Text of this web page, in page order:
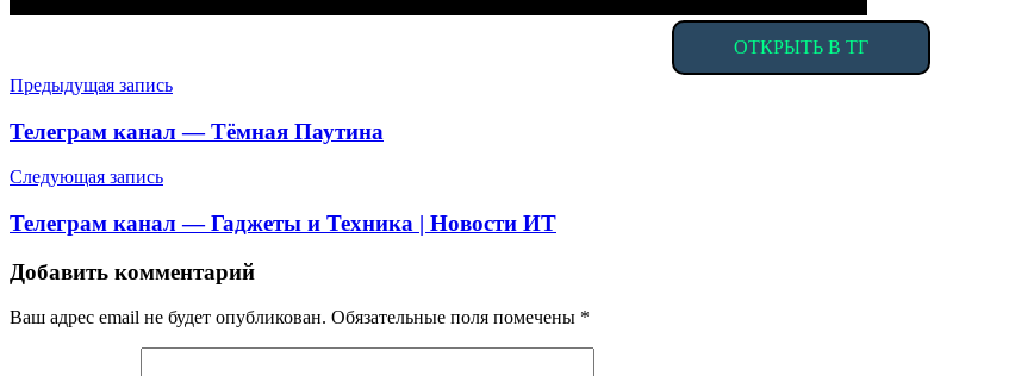
ОТКРЫТЬ В ТГ
Навигация
по
записям
Предыдущая запись
Телеграм канал — Тёмная Паутина
Следующая запись
Телеграм канал — Гаджеты и Техника | Новости ИТ
Добавить комментарий
Ваш адрес email не будет опубликован. Обязательные поля помечены *